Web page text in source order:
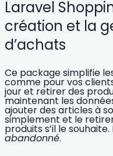
Laravel
création et la
d’achats
Ce package simplifie
comme pour vos
jour et retirer des
maintenant les
ajouter des articles à
simplement et le
produits s’il le
abandonné.